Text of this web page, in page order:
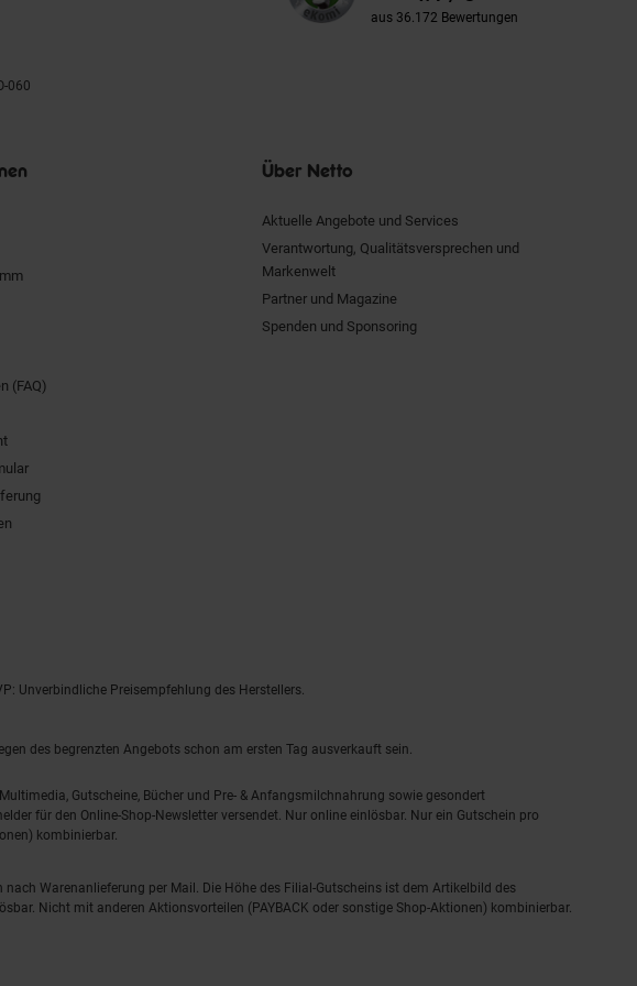
060
aus 36.172 Bewertungen
(FAQ)
Über Netto
Aktuelle Angebote und Services
Verantwortung, Qualitätsversprechen und
Markenwelt
Partner und Magazine
Spenden und Sponsoring
Unverbindliche Preisempfehlung des Herstellers.
des begrenzten Angebots schon am ersten Tag ausverkauft sein.
Gutscheine, Bücher und Pre- & Anfangsmilchnahrung sowie gesondert
für den Online-Shop-Newsletter versendet. Nur online einlösbar. Nur ein Gutschein pro
kombinierbar.
Warenanlieferung per Mail. Die Höhe des Filial-Gutscheins ist dem Artikelbild des
Nicht mit anderen Aktionsvorteilen (PAYBACK oder sonstige Shop-Aktionen) kombinierbar.